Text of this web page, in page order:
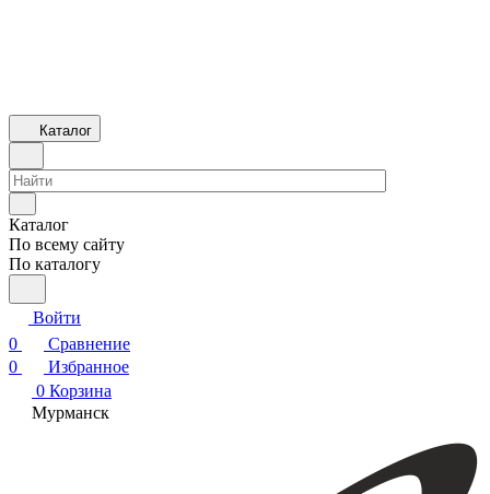
Каталог
Каталог
По всему сайту
По каталогу
Войти
0
Сравнение
0
Избранное
0 Корзина
Мурманск